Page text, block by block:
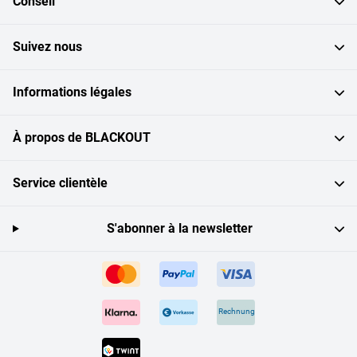
Suivez nous
Informations légales
À propos de BLACKOUT
Service clientèle
Rechnung
S'abonner à la newsletter